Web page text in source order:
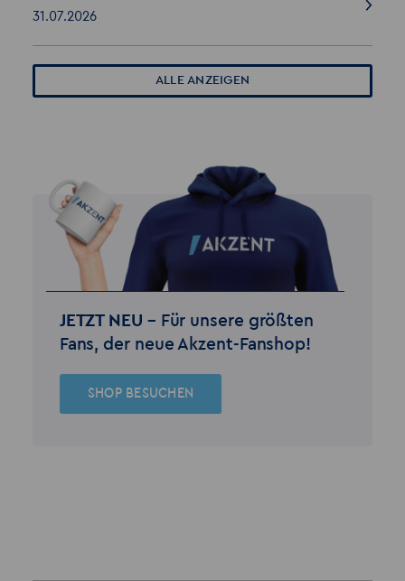
31.07.2026
ALLE ANZEIGEN
JETZT NEU – Für unsere größten
Fans, der neue Akzent-Fanshop!
SHOP BESUCHEN